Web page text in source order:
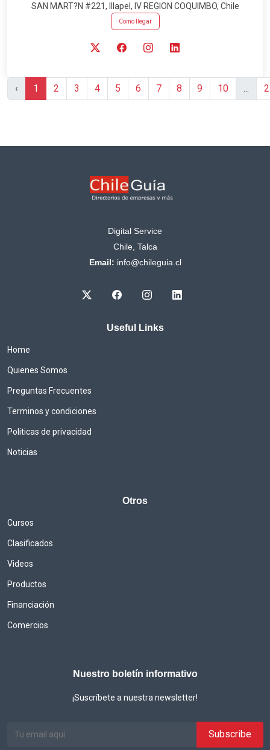
SAN MART?N #221, Illapel, IV REGION COQUIMBO, Chile
Como llegar
‹ 1 2 3 4 5 6 7 8 9 10 ...
Digital Service
Chile, Talca
Email: info@chileguia.cl
Useful Links
Home
Quienes Somos
Preguntas Frecuentes
Terminos y condiciones
Politicas de privacidad
Noticias
Otros
Cursos
Clasificados
Videos
Productos
Financiación
Comercios
Nuestro boletín informativo
¡Suscríbete a nuestra newsletter!